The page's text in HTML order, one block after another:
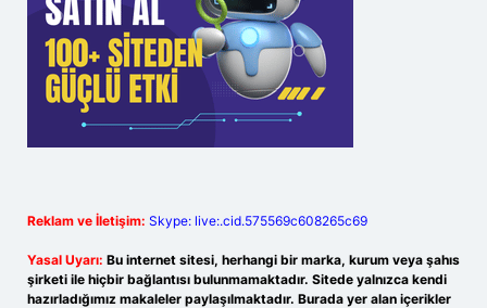
Reklam ve İletişim: Skype: live:.cid.575569c608265c69
Yasal Uyarı: Bu internet sitesi, herhangi bir marka, kurum veya şahıs
şirketi ile hiçbir bağlantısı bulunmamaktadır. Sitede yalnızca kendi
hazırladığımız makaleler paylaşılmaktadır. Burada yer alan içerikler